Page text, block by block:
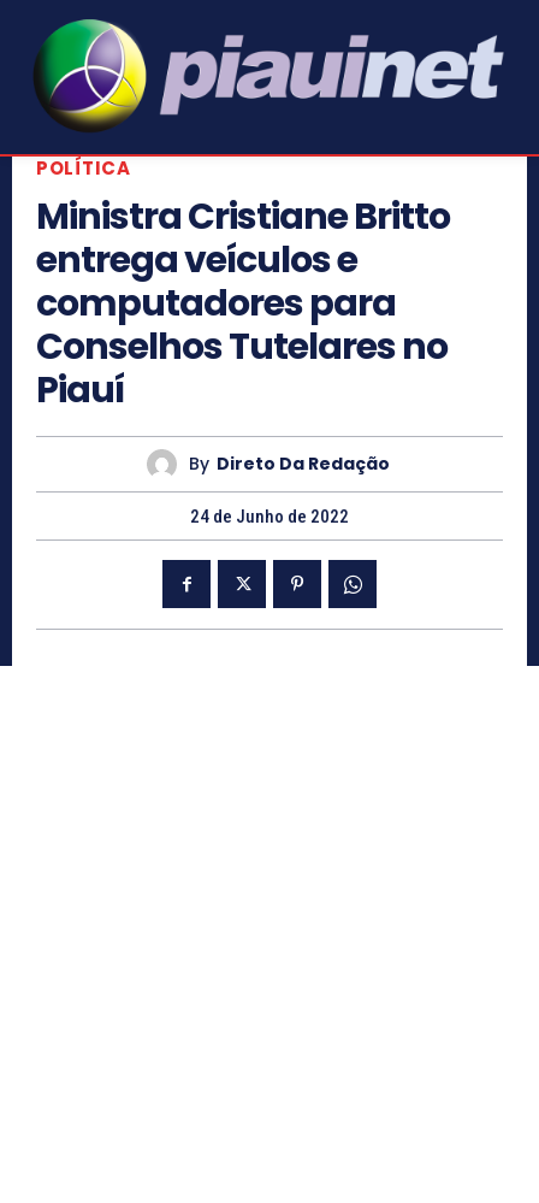
POLÍTICA
Ministra Cristiane Britto
entrega veículos e
computadores para
Conselhos Tutelares no
Piauí
By Direto Da Redação
24 de Junho de 2022